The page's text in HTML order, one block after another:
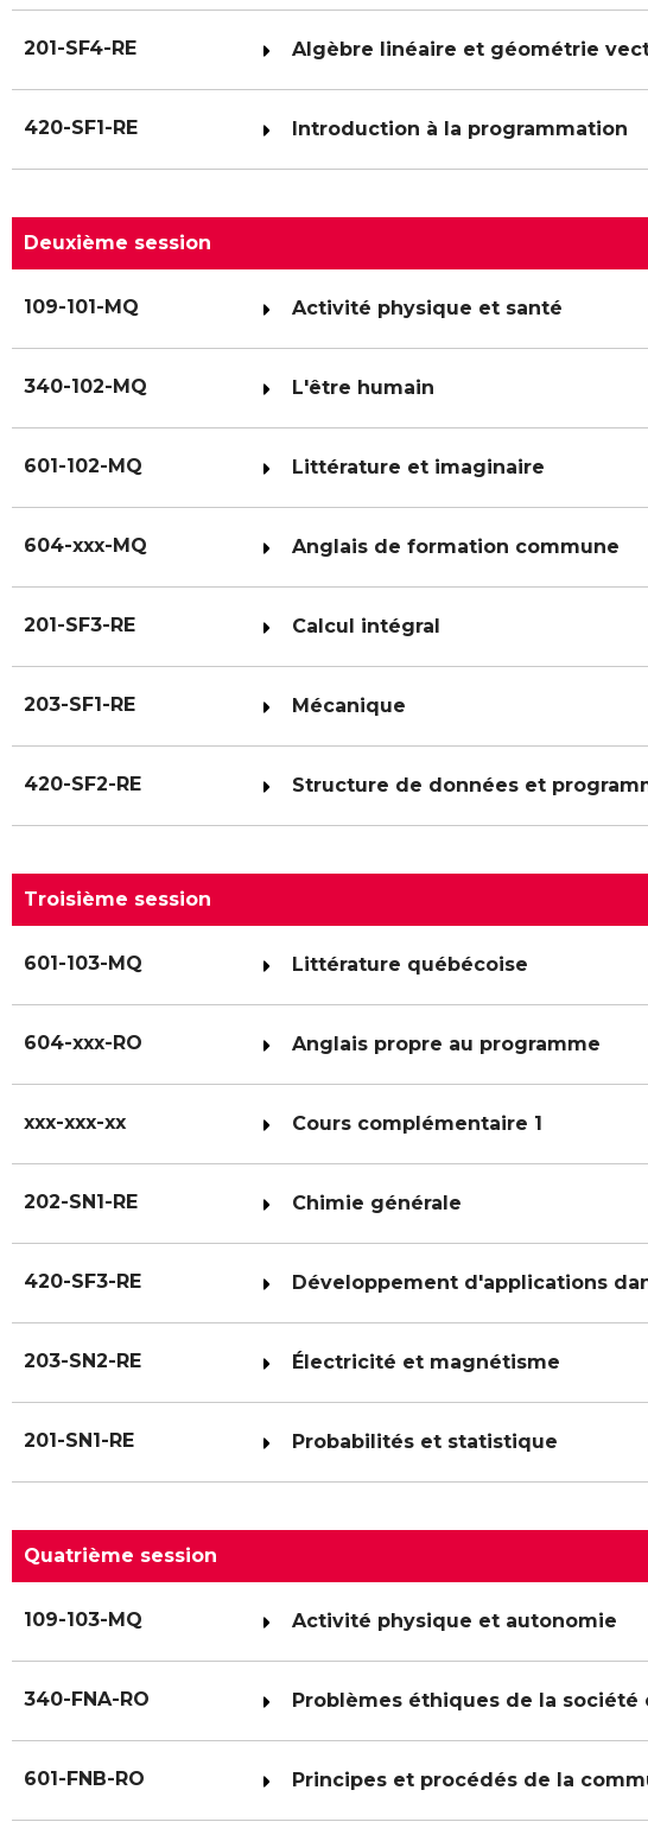
201-SF4-RE Algèbre linéaire et géométrie
420-SF1-RE Introduction à la programmation
Deuxième session
109-101-MQ Activité physique et santé
340-102-MQ L'être humain
601-102-MQ Littérature et imaginaire
604-xxx-MQ Anglais de formation commune
201-SF3-RE Calcul intégral
203-SF1-RE Mécanique
420-SF2-RE Structure de données et
Troisième session
601-103-MQ Littérature québécoise
604-xxx-RO Anglais propre au programme
xxx-xxx-xx Cours complémentaire 1
202-SN1-RE Chimie générale
420-SF3-RE Développement d'applications
203-SN2-RE Électricité et magnétisme
201-SN1-RE Probabilités et statistique
Quatrième session
109-103-MQ Activité physique et autonomie
340-FNA-RO Problèmes éthiques de la société
601-FNB-RO Principes et procédés de la